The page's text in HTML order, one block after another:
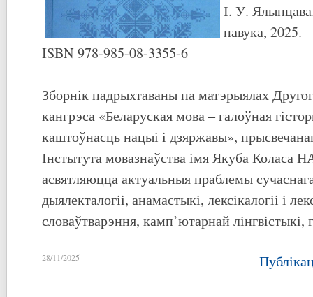
І. У.
навука, 2025.
ISBN 978-985-08-3355-6
Зборнік падрыхтаваны па матэрыялах
кангрэса «Беларуская мова – галоўная
каштоўнасць нацыі і дзяржавы»,
Інстытута мовазнаўства імя Якуба Коласа
асвятляюцца актуальныя праблемы
дыялекталогіі, анамастыкі, лексікалогіі і
словаўтварэння, камп’ютарнай лінгвістыкі,
28/11/2025